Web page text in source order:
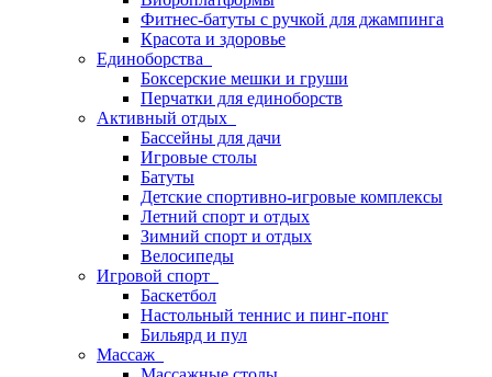
Фитнес-батуты с ручкой для джампинга
Красота и здоровье
Единоборства
Боксерские мешки и груши
Перчатки для единоборств
Активный отдых
Бассейны для дачи
Игровые столы
Батуты
Детские спортивно-игровые комплексы
Летний спорт и отдых
Зимний спорт и отдых
Велосипеды
Игровой спорт
Баскетбол
Настольный теннис и пинг-понг
Бильярд и пул
Массаж